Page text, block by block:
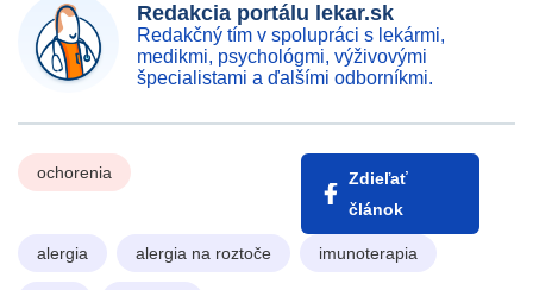
Redakcia portálu lekar.sk
Redakčný tím v spolupráci s lekármi,
medikmi, psychológmi, výživovými
špecialistami a ďalšími odborníkmi.
ochorenia
Zdieľať
článok
alergia alergia na roztoče imunoterapia